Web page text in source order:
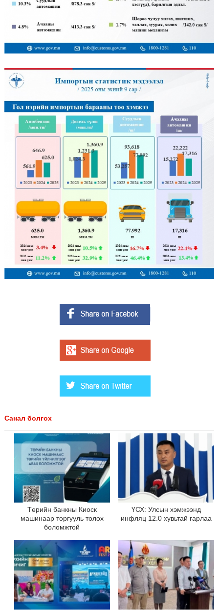
Санал болгох
Төрийн банкны Киоск
машинаар торгууль төлөх
боломжтой
ҮСХ: Улсын хэмжээнд
инфляц 12.0 хувьтай гарлаа